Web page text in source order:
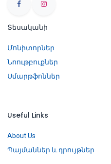
Տեսականի
Մոնիտորներ
Նոութբուքներ
Սմարթֆոններ
Useful Links
About Us
Պայմաններ և դրույթներ